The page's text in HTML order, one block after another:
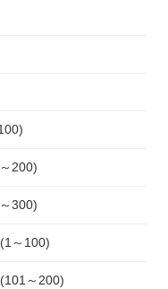
200)
300)
～100)
～200)